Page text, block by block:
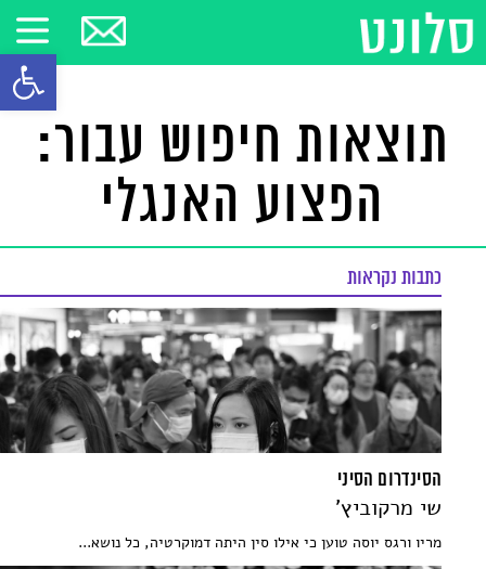
פתח
תוצאות חיפוש עבור:
הפצוע האנגלי
כתבות נקראות
הסינדרום הסיני
שי מרקוביץ'
מריו ורגס יוסה טוען כי אילו סין היתה דמוקרטיה, כל נושא...